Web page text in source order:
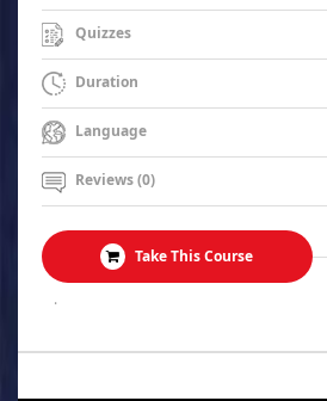
Quizzes
Duration
Language
Reviews (0)
Take This Course
.